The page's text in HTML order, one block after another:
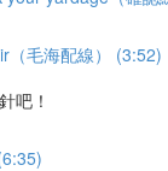
（毛海配線） (3:52)
吧！